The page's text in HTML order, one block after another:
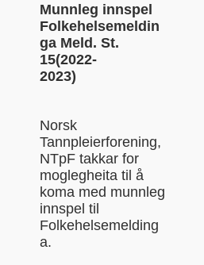
Munnleg innspel
Folkehelsemeldin
ga Meld. St.
15(2022-
2023)
Norsk
Tannpleierforening,
NTpF takkar for
moglegheita til å
koma med munnleg
innspel til
Folkehelsemelding
a.